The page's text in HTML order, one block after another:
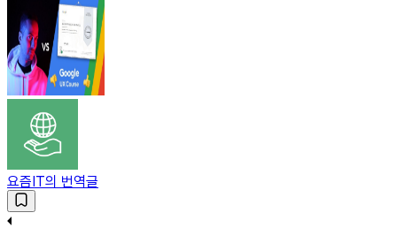
요즘IT의 번역글